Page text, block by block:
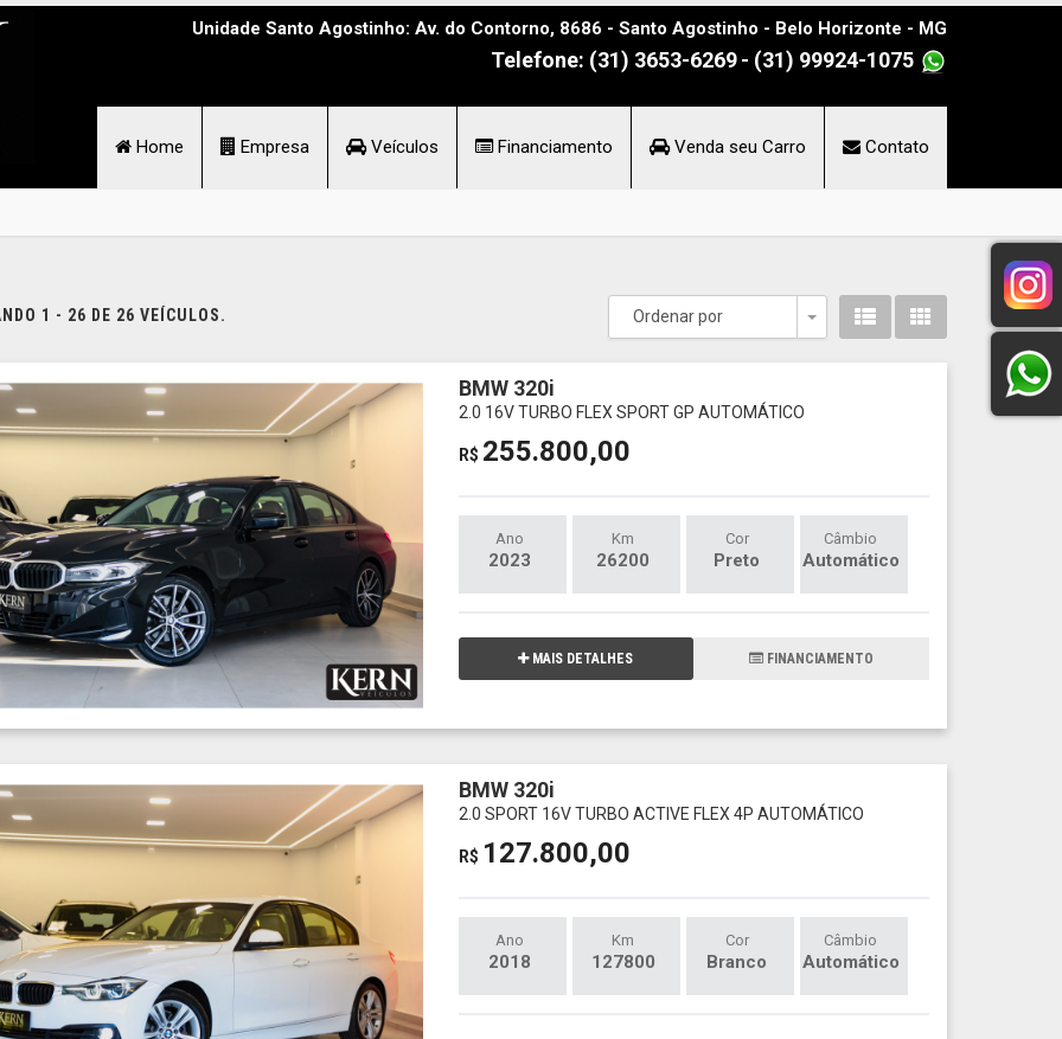
Unidade Santo Agostinho: Av. do Contorno, 8686 - Santo Agostinho - Belo Horizonte - MG
Telefone: (31) 3653-6269- (31) 99924-1075
Home Empresa Veículos Financiamento Venda seu Carro Contato
1 - 26 DE 26 VEÍCULOS. Ordenar por
Toggle Dropdown
BMW 320i
2.0 16V TURBO FLEX SPORT GP AUTOMÁTICO
R$ 255.800,00
Ano
2023
Km
26200
Cor
Preto
Câmbio
Automático
MAIS DETALHES FINANCIAMENTO
BMW 320i
2.0 SPORT 16V TURBO ACTIVE FLEX 4P AUTOMÁTICO
R$ 127.800,00
Ano
2018
Km
127800
Cor
Branco
Câmbio
Automático